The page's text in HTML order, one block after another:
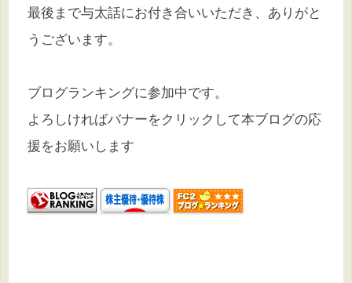
最後まで与太話にお付き合いいただき、ありがと
うございます。
ブログランキングに参加中です。
よろしければバナーをクリックして本ブログの応
援をお願いします